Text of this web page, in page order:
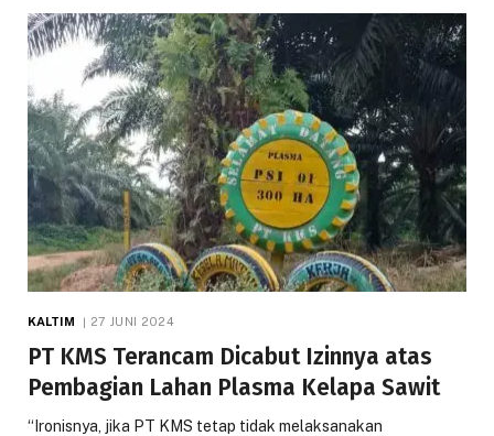
KALTIM 27 JUNI 2024
PT KMS Terancam Dicabut Izinnya atas
Pembagian Lahan Plasma Kelapa Sawit
“Ironisnya, jika PT KMS tetap tidak melaksanakan